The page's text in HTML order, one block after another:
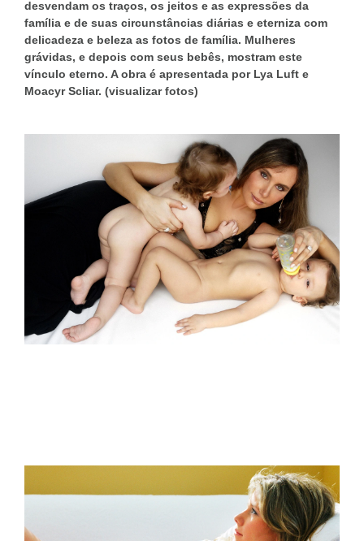
desvendam os traços, os jeitos e as expressões da
família e de suas circunstâncias diárias e eterniza com
delicadeza e beleza as fotos de família. Mulheres
grávidas, e depois com seus bebês, mostram este
vínculo eterno. A obra é apresentada por Lya Luft e
Moacyr Scliar. (visualizar fotos)